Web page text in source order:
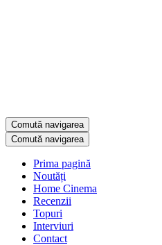
Comută navigarea
Comută navigarea
Prima pagină
Noutăți
Home Cinema
Recenzii
Topuri
Interviuri
Contact